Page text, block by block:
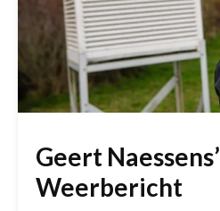
Geert Naessens’
Weerbericht